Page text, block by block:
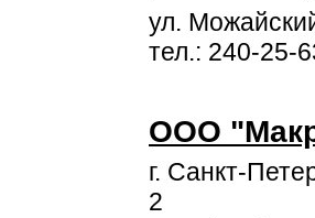
ул.
тел.: 240-25-
ООО
г. Санкт-
2